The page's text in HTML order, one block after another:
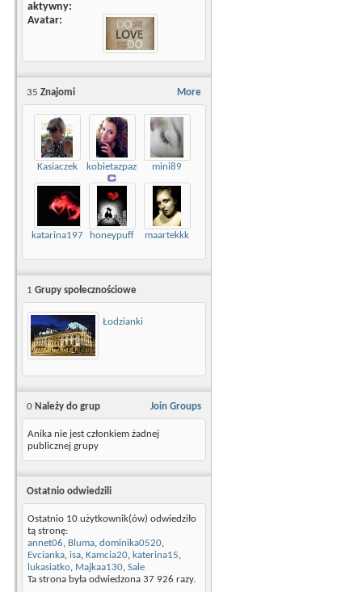
aktywny
Avatar
More
35 Znajomi
Kasiaczek kobietazpazuremmini89
katarina1977 honeypuff maartekkk
1 Grupy społecznościowe
Łodzianki
Join Groups
0 Należy do grup
Anika nie jest członkiem żadnej
publicznej grupy
Ostatnio odwiedzili
Ostatnio 10 użytkownik(ów) odwiedziło
tą stronę:
annet06, Bluma, dominika0520,
Evcianka, isa, Kamcia20, katerina15,
lukasiatko, Majkaa130, Sale
Ta strona była odwiedzona 37 926 razy.